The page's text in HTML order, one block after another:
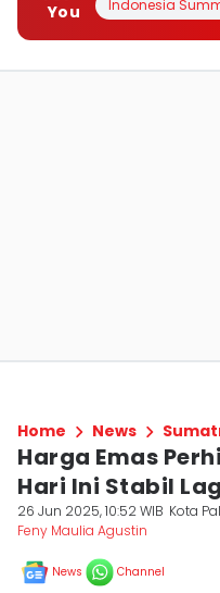
You
Indonesia
Home News
Harga Emas
Hari Ini Stabil
26 Jun 2025, 10:52 WIB Kota
Feny Maulia Agustin
News Channel